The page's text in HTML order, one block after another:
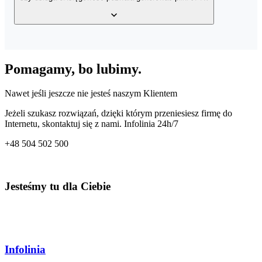
Twoim magazynie z dowolnego miejsca o dowolnej porze.
JPK_KPiR. Dzięki temu co miesiąc przygotujesz odpowiedni plik
Pomagamy, bo lubimy.
Nawet jeśli jeszcze nie jesteś naszym Klientem
Jeżeli szukasz rozwiązań, dzięki którym przeniesiesz firmę do
Internetu, skontaktuj się z nami. Infolinia 24h/7
+48 504 502 500
Jesteśmy tu dla Ciebie
Infolinia